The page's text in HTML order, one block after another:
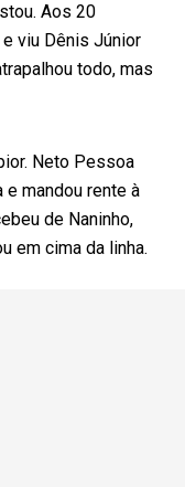
Aos 20
viu Dênis Júnior
todo, mas
Neto Pessoa
mandou rente à
de Naninho,
em cima da linha.